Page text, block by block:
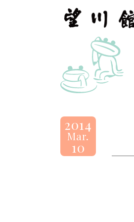
望
川
BOSENKAN
2014
Mar.
10